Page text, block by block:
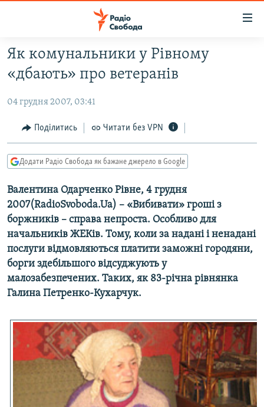
Перейти
до
основного
Перейти
основної
Перейти
пошуку
РАДІО СВОБОДА – 70 РОКІВ
ВСЕ ЗА ДОБУ
СТАТТІ
ПОЛІТИКА
СУСПІЛЬСТВО
КУЛЬТУРА
СПОРТ
УКРАЇНА
СВІТ
ВІЙНА
ДОНБАС.РЕАЛІЇ
КРИМ.РЕАЛІЇ
ТИ ЯК?
СХЕМИ
ПРИАЗОВ’Я
КИТАЙ.ВИКЛИКИ
МУЛЬТИМЕДІА
ФОТО
СПЕЦПРОЄКТИ
ПОДКАСТИ
КРИМ РЕАЛІЇ
Як комунальники у Рівному
«дбають» про ветеранів
04 грудня 2007, 03:41
Поділитись Читати без VPN
Додати Радіо Свобода як бажане джерело в Google
Валентина Одарченко Рівне, 4 грудня
2007(RadioSvoboda.Ua) – «Вибивати» гроші з
боржників – справа непроста. Особливо для
начальників ЖЕКів. Тому, коли за надані і ненадані
послуги відмовляються платити заможні городяни,
борги здебільшого відсуджують у
малозабезпечених. Таких, як 83-річна рівнянка
Галина Петренко-Кухарчук.